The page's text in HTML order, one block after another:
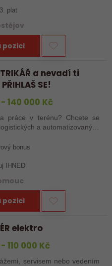
plat
pozici
a nevadí ti
SE!
140 000 Kč
práce v terénu? Chcete se
a automatizovaných
bonus
IHNED
pozici
elektro
110 000 Kč
servisem nebo vedením